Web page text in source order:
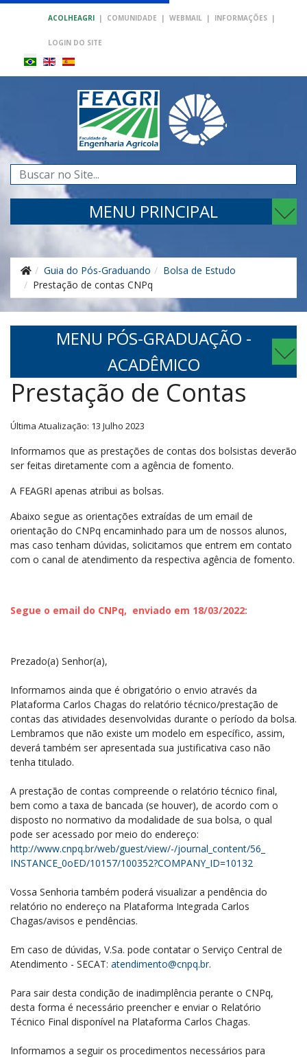
ACOLHEAGRI | COMUNIDADE | WEBMAIL | INFORMAÇÕES |
LOGIN DO SITE
Pesquisar...
MENU PRINCIPAL
Guia do Pós-Graduando
Bolsa de Estudo
Prestação de contas CNPq
MENU PÓS-GRADUAÇÃO -
ACADÊMICO
Prestação de Contas
Última Atualização: 13 Julho 2023
Informamos que as prestações de contas dos bolsistas deverão
ser feitas diretamente com a agência de fomento.
A FEAGRI apenas atribui as bolsas.
Abaixo segue as orientações extraídas de um email de
orientação do CNPq encaminhado para um de nossos alunos,
mas caso tenham dúvidas, solicitamos que entrem em contato
com o canal de atendimento da respectiva agência de fomento.
Segue o email do CNPq, enviado em 18/03/2022:
Prezado(a) Senhor(a),
Informamos ainda que é obrigatório o envio através da
Plataforma Carlos Chagas do relatório técnico/prestação de
contas das atividades desenvolvidas durante o período da bolsa.
Lembramos que não existe um modelo em específico, assim,
deverá também ser apresentada sua justificativa caso não
tenha titulado.
A prestação de contas compreende o relatório técnico final,
bem como a taxa de bancada (se houver), de acordo com o
disposto no normativo da modalidade de sua bolsa, o qual
pode ser acessado por meio do endereço:
http://www.cnpq.br/web/guest/view/-/journal_content/56_
INSTANCE_0oED/10157/100352?COMPANY_ID=10132
Vossa Senhoria também poderá visualizar a pendência do
relatório no endereço na Plataforma Integrada Carlos
Chagas/avisos e pendências.
Em caso de dúvidas, V.Sa. pode contatar o Serviço Central de
Atendimento - SECAT: atendimento@cnpq.br.
Para sair desta condição de inadimplência perante o CNPq,
desta forma é necessário preencher e enviar o Relatório
Técnico Final disponível na Plataforma Carlos Chagas.
Informamos a seguir os procedimentos necessários para